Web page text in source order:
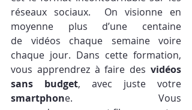
réseaux sociaux.  On visionne en
moyenne plus d’une centaine
de vidéos chaque semaine voire
chaque jour. Dans cette formation,
vous apprendrez à ​faire des vidéos
sans budget
smartphone. Vous